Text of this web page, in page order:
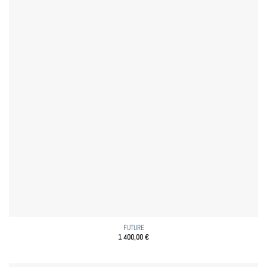
FUTURE
1 400,00€